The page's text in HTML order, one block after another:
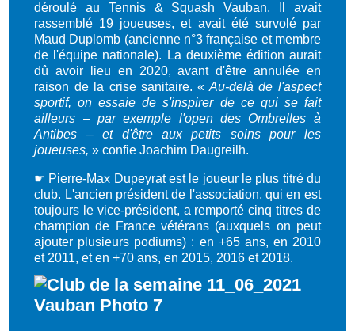
déroulé au Tennis & Squash Vauban. Il avait
rassemblé 19 joueuses, et avait été survolé par
Maud Duplomb (ancienne n°3 française et membre
de l'équipe nationale). La deuxième édition aurait
dû avoir lieu en 2020, avant d'être annulée en
raison de la crise sanitaire. « Au-delà de l'aspect
sportif, on essaie de s'inspirer de ce qui se fait
ailleurs – par exemple l'open des Ombrelles à
Antibes – et d'être aux petits soins pour les
joueuses,» confie Joachim Daugreilh.
☛ Pierre-Max Dupeyrat est le joueur le plus titré du
club. L'ancien président de l'association, qui en est
toujours le vice-président, a remporté cinq titres de
champion de France vétérans (auxquels on peut
ajouter plusieurs podiums) : en +65 ans, en 2010
et 2011, et en +70 ans, en 2015, 2016 et 2018.